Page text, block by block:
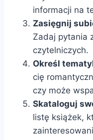
informacji na
Zasięgnij
Zadaj pytania
czytelniczych.
Określ
cię
czy może
Skataloguj
listę książek,